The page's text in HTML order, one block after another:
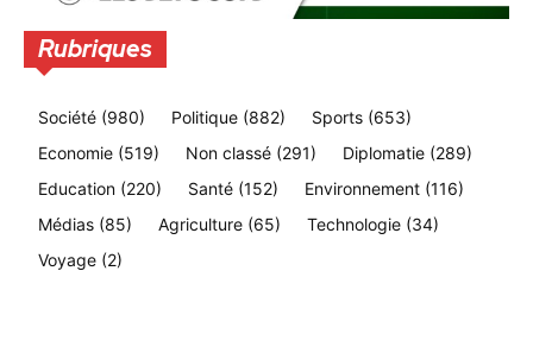
Rubriques
Société (980) Politique (882) Sports (653)
Economie (519) Non classé (291) Diplomatie (289)
Education (220) Santé (152) Environnement (116)
Médias (85) Agriculture (65) Technologie (34)
Voyage (2)